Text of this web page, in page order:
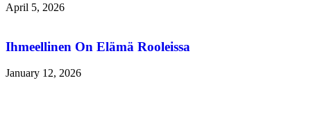
April 5, 2026
Ihmeellinen On Elämä Rooleissa
January 12, 2026